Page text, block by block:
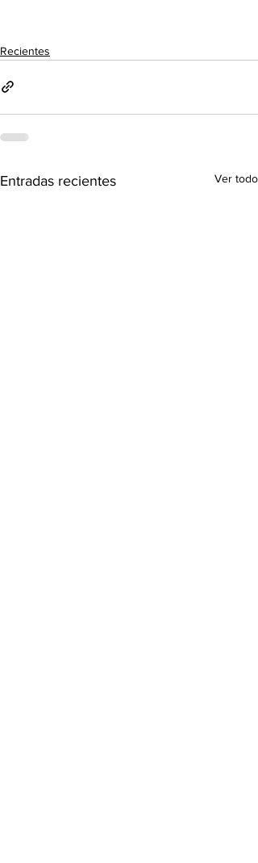
Recientes
Entradas recientes Ver todo